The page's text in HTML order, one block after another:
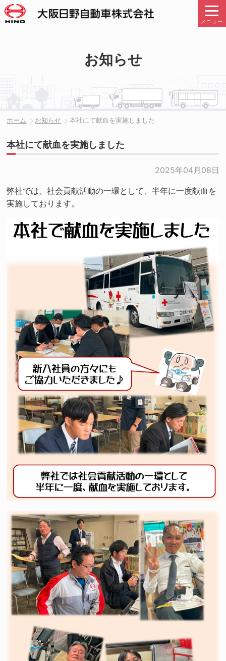
メニュー
お知らせ
ホーム お知らせ 本社にて献血を実施しました
本社にて献血を実施しました
2025年04月08日
弊社では、社会貢献活動の一環として、半年に一度献血を
実施しております。